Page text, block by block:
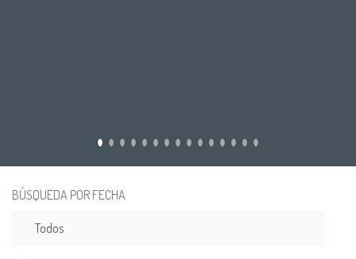
BÚSQUEDA POR FECHA